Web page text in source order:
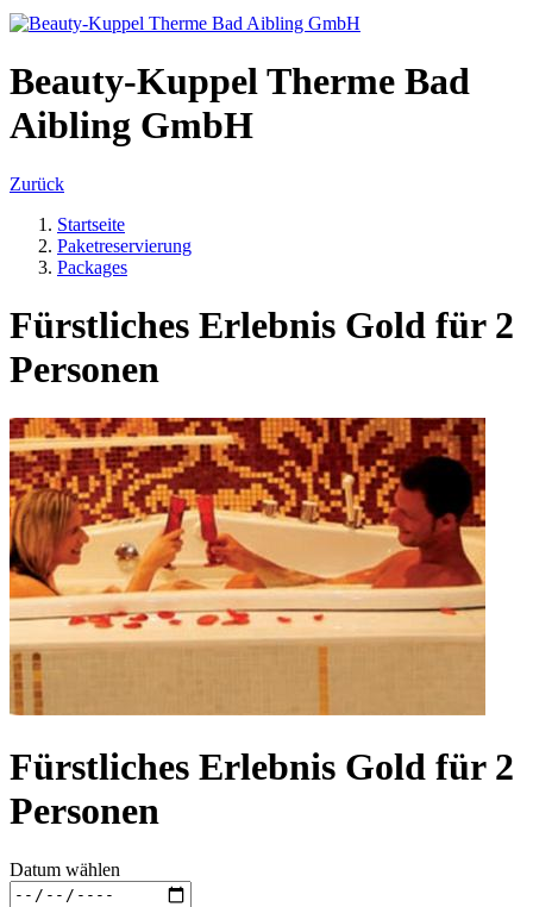
Beauty-Kuppel Therme Bad
Aibling GmbH
Zurück
Startseite
Paketreservierung
Packages
Fürstliches Erlebnis Gold für 2
Personen
Fürstliches Erlebnis Gold für 2
Personen
Datum wählen